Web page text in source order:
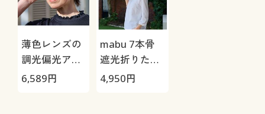
薄色レンズの
調光偏光アイ
ケアグラス
6,589円
mabu 7本骨
遮光折りたた
み傘 江戸
4,950円